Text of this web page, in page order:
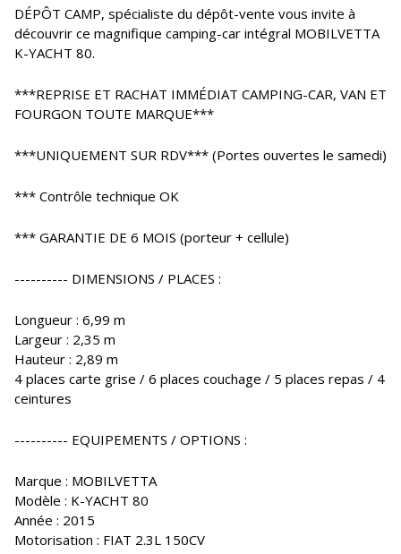
DÉPÔT CAMP, spécialiste du dépôt-vente vous invite à
découvrir ce magnifique camping-car intégral MOBILVETTA
K-YACHT 80.
***REPRISE ET RACHAT IMMÉDIAT CAMPING-CAR, VAN ET
FOURGON TOUTE MARQUE***
***UNIQUEMENT SUR RDV*** (Portes ouvertes le samedi)
*** Contrôle technique OK
*** GARANTIE DE 6 MOIS (porteur + cellule)
---------- DIMENSIONS / PLACES :
Longueur : 6,99 m
Largeur : 2,35 m
Hauteur : 2,89 m
4 places carte grise / 6 places couchage / 5 places repas / 4
ceintures
---------- EQUIPEMENTS / OPTIONS :
Marque : MOBILVETTA
Modèle : K-YACHT 80
Année : 2015
Motorisation : FIAT 2.3L 150CV